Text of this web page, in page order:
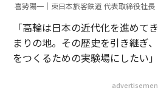
喜㔟陽一｜東日本旅客鉄道 代表取締役社長
「高輪は日本の近代化を進めて
まりの地。その歴史を引き継ぎ
をつくるための実験場にしたい」